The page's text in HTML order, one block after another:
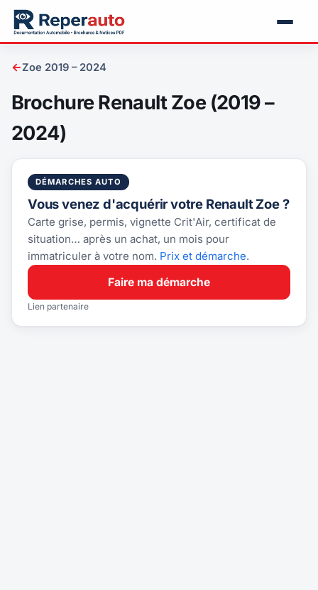
←Zoe 2019 – 2024
Brochure Renault Zoe (2019 –
2024)
DÉMARCHES AUTO
Vous venez d'acquérir votre Renault Zoe ?
Carte grise, permis, vignette Crit'Air, certificat de
situation… après un achat, un mois pour
immatriculer à votre nom. Prix et démarche.
Faire ma démarche
Lien partenaire